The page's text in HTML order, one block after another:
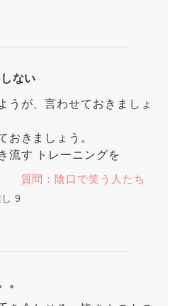
ない
うが、言わせておきましょ
おきましょう。
流す トレーニングを
質問：陰口で笑う人たち
9
。